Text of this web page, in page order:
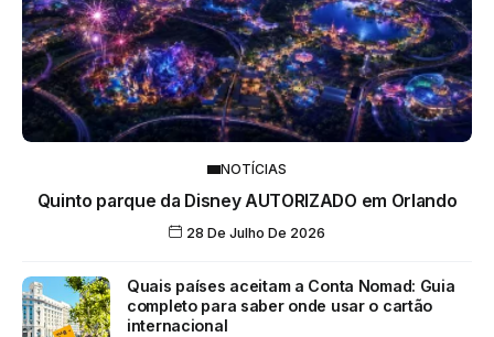
NOTÍCIAS
Quinto parque da Disney AUTORIZADO em Orlando
28 De Julho De 2026
Quais países aceitam a Conta Nomad: Guia
completo para saber onde usar o cartão
internacional